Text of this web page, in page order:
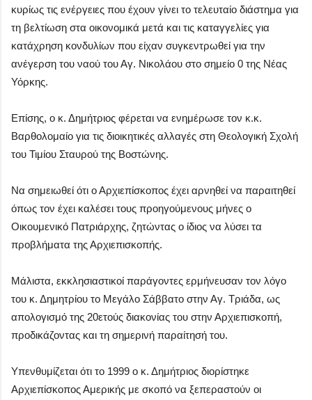
κυρίως τις ενέργειες που έχουν γίνει το τελευταίο διάστημα για
τη βελτίωση στα οικονομικά μετά και τις καταγγελίες για
κατάχρηση κονδυλίων που είχαν συγκεντρωθεί για την
ανέγερση του ναού του Αγ. Νικολάου στο σημείο 0 της Νέας
Υόρκης.
Επίσης, ο κ. Δημήτριος φέρεται να ενημέρωσε τον κ.κ.
Βαρθολομαίο για τις διοικητικές αλλαγές στη Θεολογική Σχολή
του Τιμίου Σταυρού της Bοστώνης.
Να σημειωθεί ότι ο Αρχιεπίσκοπος έχει αρνηθεί να παραιτηθεί
όπως τον έχει καλέσει τους προηγούμενους μήνες ο
Οικουμενικό Πατριάρχης, ζητώντας ο ίδιος να λύσει τα
προβλήματα της Αρχιεπισκοπής.
Μάλιστα, εκκλησιαστικοί παράγοντες ερμήνευσαν τον λόγο
του κ. Δημητρίου το Μεγάλο Σάββατο στην Αγ. Τριάδα, ως
απολογισμό της 20ετούς διακονίας του στην Αρχιεπισκοπή,
προδικάζοντας και τη σημερινή παραίτησή του.
Υπενθυμίζεται ότι το 1999 ο κ. Δημήτριος διορίστηκε
Αρχιεπίσκοπος Αμερικής με σκοπό να ξεπεραστούν οι